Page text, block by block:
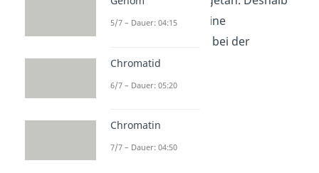
spielen Keimzellen eine
entscheidende Rolle bei der
Fortpflanzung
5/7 – Dauer: 04:15
Chromatid
6/7 – Dauer: 05:20
Chromatin
7/7 – Dauer: 04:50